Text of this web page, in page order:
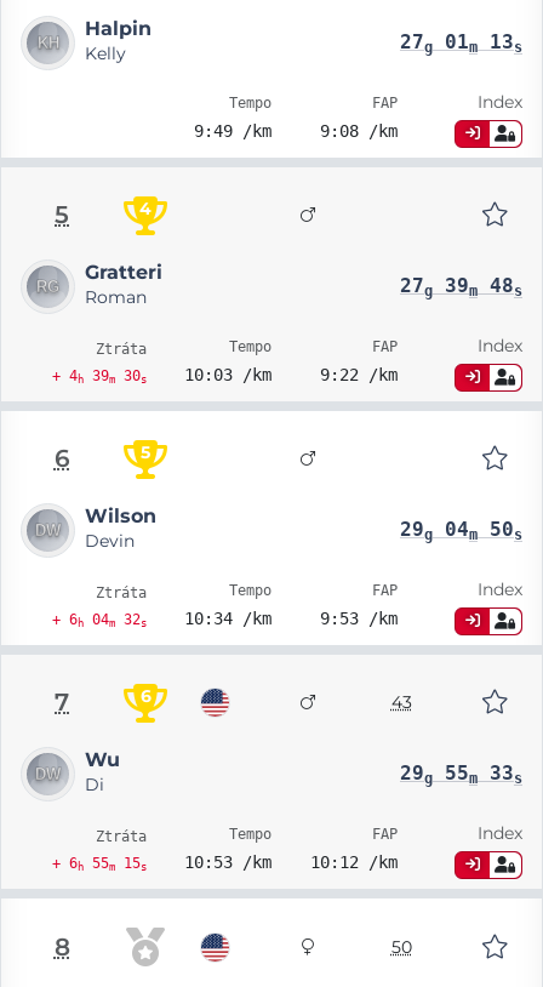
Halpin
Kelly 27g01m13s
Tempo
9:49 /km
FAP
9:08 /km
Index
5 4
Gratteri
Roman 27g39m48s
Ztráta
+ 4h39m30s
Tempo
10:03 /km
FAP
9:22 /km
Index
6 5
Wilson
Devin 29g04m50s
Ztráta
+ 6h04m32s
Tempo
10:34 /km
FAP
9:53 /km
Index
7 6 43
Wu
Di 29g55m33s
Ztráta
+ 6h55m15s
Tempo
10:53 /km
FAP
10:12 /km
Index
8 50